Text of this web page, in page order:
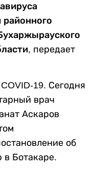
, передает
19. Сегодня
врач
Аскаров
об
Ботакаре.